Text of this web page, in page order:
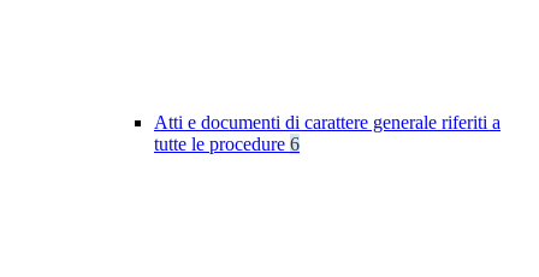
Atti e documenti di carattere generale riferiti a
tutte le procedure 6